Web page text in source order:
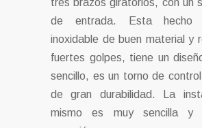
tres brazos giratorios, con un
de entrada. Esta hecho
inoxidable de buen material y
fuertes golpes, tiene un
sencillo, es un torno de
de gran durabilidad. La
mismo es muy sencilla y